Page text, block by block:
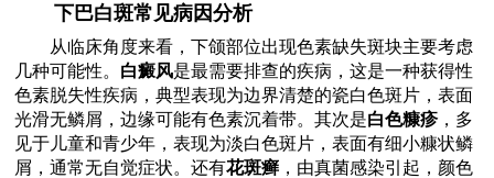
下巴白斑常见病因分析
从临床角度来看，下颌部位出现色素缺失斑块主要考虑
几种可能性。 白癜风是最需要排查的疾病，这是一种获得性
色素脱失性疾病，典型表现为边界清楚的瓷白色斑片，表面
光滑无鳞屑，边缘可能有色素沉着带。其次是白色糠疹，多
见于儿童和青少年，表现为淡白色斑片，表面有细小糠状鳞
屑，通常无自觉症状。还有花斑癣 ，由真菌感染引起，颜色